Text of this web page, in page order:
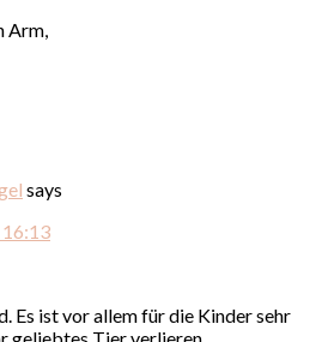
Arm,
says
16:13
Es ist vor allem für die Kinder sehr
geliebtes Tier verlieren.